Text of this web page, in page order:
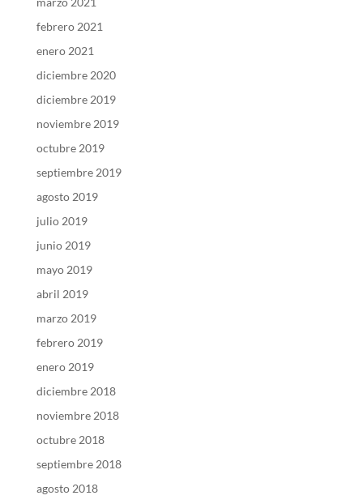
febrero 2021
enero 2021
diciembre 2020
diciembre 2019
noviembre 2019
octubre 2019
septiembre 2019
agosto 2019
julio 2019
junio 2019
mayo 2019
abril 2019
marzo 2019
febrero 2019
enero 2019
diciembre 2018
noviembre 2018
octubre 2018
septiembre 2018
agosto 2018